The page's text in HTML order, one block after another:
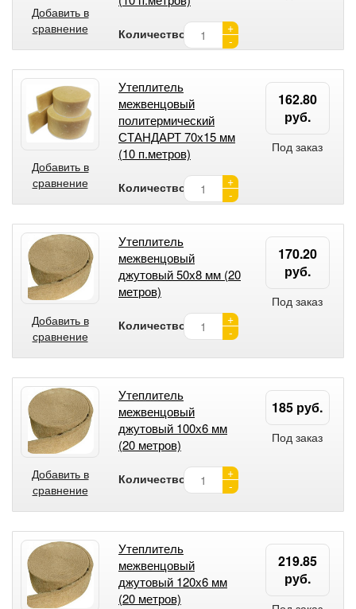
Добавить в
сравнение
Количество:
+
-
Добавить в
сравнение
Утеплитель
межвенцовый
политермический
СТАНДАРТ 70х15 мм
(10 п.метров)
Количество:
+
-
162.80
руб.
Под заказ
Добавить в
сравнение
Утеплитель
межвенцовый
джутовый 50х8 мм (20
метров)
Количество:
+
-
170.20
руб.
Под заказ
Добавить в
сравнение
Утеплитель
межвенцовый
джутовый 100х6 мм
(20 метров)
Количество:
+
-
185 руб.
Под заказ
Утеплитель
межвенцовый
джутовый 120х6 мм
(20 метров)
219.85
руб.